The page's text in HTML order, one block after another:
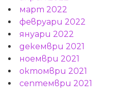
март 2022
февруари 2022
януари 2022
декември 2021
ноември 2021
октомври 2021
септември 2021